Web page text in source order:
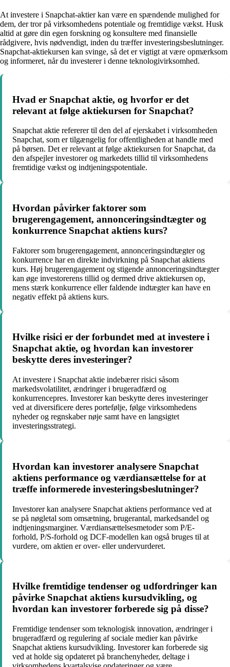
At investere i Snapchat-aktier kan være en spændende mulighed for
dem, der tror på virksomhedens potentiale og fremtidige vækst. Husk
altid at gøre din egen forskning og konsultere med finansielle
rådgivere, hvis nødvendigt, inden du træffer investeringsbeslutninger.
Snapchat-aktiekursen kan svinge, så det er vigtigt at være opmærksom
og informeret, når du investerer i denne teknologivirksomhed.
Hvad er Snapchat aktie, og hvorfor er det
relevant at følge aktiekursen for Snapchat?
Snapchat aktie refererer til den del af ejerskabet i virksomheden
Snapchat, som er tilgængelig for offentligheden at handle med
på børsen. Det er relevant at følge aktiekursen for Snapchat, da
den afspejler investorer og markedets tillid til virksomhedens
fremtidige vækst og indtjeningspotentiale.
Hvordan påvirker faktorer som
brugerengagement, annonceringsindtægter og
konkurrence Snapchat aktiens kurs?
Faktorer som brugerengagement, annonceringsindtægter og
konkurrence har en direkte indvirkning på Snapchat aktiens
kurs. Høj brugerengagement og stigende annonceringsindtægter
kan øge investorerens tillid og dermed drive aktiekursen op,
mens stærk konkurrence eller faldende indtægter kan have en
negativ effekt på aktiens kurs.
Hvilke risici er der forbundet med at investere i
Snapchat aktie, og hvordan kan investorer
beskytte deres investeringer?
At investere i Snapchat aktie indebærer risici såsom
markedsvolatilitet, ændringer i brugeradfærd og
konkurrencepres. Investorer kan beskytte deres investeringer
ved at diversificere deres portefølje, følge virksomhedens
nyheder og regnskaber nøje samt have en langsigtet
investeringsstrategi.
Hvordan kan investorer analysere Snapchat
aktiens performance og værdiansættelse for at
træffe informerede investeringsbeslutninger?
Investorer kan analysere Snapchat aktiens performance ved at
se på nøgletal som omsætning, brugerantal, markedsandel og
indtjeningsmarginer. Værdiansættelsesmetoder som P/E-
forhold, P/S-forhold og DCF-modellen kan også bruges til at
vurdere, om aktien er over- eller undervurderet.
Hvilke fremtidige tendenser og udfordringer kan
påvirke Snapchat aktiens kursudvikling, og
hvordan kan investorer forberede sig på disse?
Fremtidige tendenser som teknologisk innovation, ændringer i
brugeradfærd og regulering af sociale medier kan påvirke
Snapchat aktiens kursudvikling. Investorer kan forberede sig
ved at holde sig opdateret på branchenyheder, deltage i